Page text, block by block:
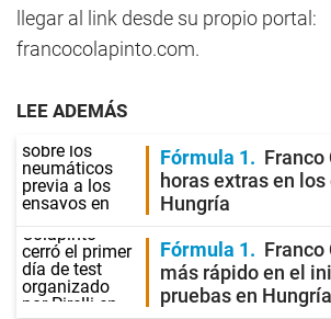
llegar al link desde su propio portal:
francocolapinto.com.
LEE ADEMÁS
Fórmula 1
horas extras en
Hungría
Fórmula 1
Franco
más rápido en el
pruebas en Hungría